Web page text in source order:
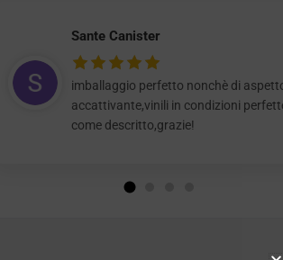
Sante Canister
imballaggio perfetto nonchè di
accattivante,vinili in condizioni
come descritto,grazie!